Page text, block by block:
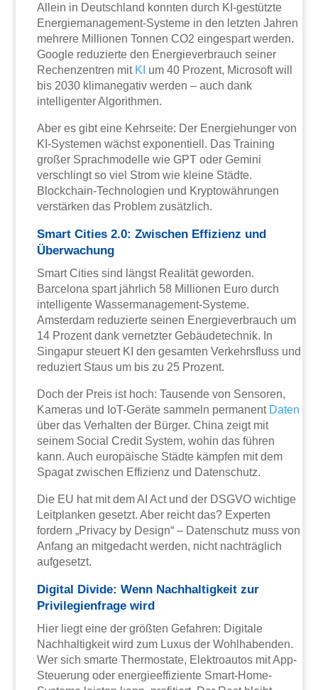
Allein in Deutschland konnten durch KI-gestützte
Energiemanagement-Systeme in den letzten Jahren
mehrere Millionen Tonnen CO2 eingespart werden.
Google reduzierte den Energieverbrauch seiner
Rechenzentren mit KI um 40 Prozent, Microsoft will
bis 2030 klimanegativ werden – auch dank
intelligenter Algorithmen.
Aber es gibt eine Kehrseite: Der Energiehunger von
KI-Systemen wächst exponentiell. Das Training
großer Sprachmodelle wie GPT oder Gemini
verschlingt so viel Strom wie kleine Städte.
Blockchain-Technologien und Kryptowährungen
verstärken das Problem zusätzlich.
Smart Cities 2.0: Zwischen Effizienz und
Überwachung
Smart Cities sind längst Realität geworden.
Barcelona spart jährlich 58 Millionen Euro durch
intelligente Wassermanagement-Systeme.
Amsterdam reduzierte seinen Energieverbrauch um
14 Prozent dank vernetzter Gebäudetechnik. In
Singapur steuert KI den gesamten Verkehrsfluss und
reduziert Staus um bis zu 25 Prozent.
Doch der Preis ist hoch: Tausende von Sensoren,
Kameras und IoT-Geräte sammeln permanent Daten
über das Verhalten der Bürger. China zeigt mit
seinem Social Credit System, wohin das führen
kann. Auch europäische Städte kämpfen mit dem
Spagat zwischen Effizienz und Datenschutz.
Die EU hat mit dem AI Act und der DSGVO wichtige
Leitplanken gesetzt. Aber reicht das? Experten
fordern „Privacy by Design“ – Datenschutz muss von
Anfang an mitgedacht werden, nicht nachträglich
aufgesetzt.
Digital Divide: Wenn Nachhaltigkeit zur
Privilegienfrage wird
Hier liegt eine der größten Gefahren: Digitale
Nachhaltigkeit wird zum Luxus der Wohlhabenden.
Wer sich smarte Thermostate, Elektroautos mit App-
Steuerung oder energieeffiziente Smart-Home-